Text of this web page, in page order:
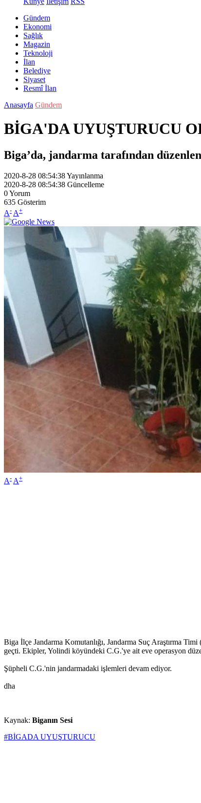
Gündem
Ekonomi
Sağlık
Magazin
Teknoloji
İlan
Belediye
Siyaset
Resmî İlan
Anasayfa Gündem
BİGA'DA UYUŞTURUCU
Biga’da, jandarma tarafından
2020-8-28 08:54:38Yayınlanma
2020-8-28 08:54:38 Güncelleme
0Yorum
635 Gösterim
A- A+
A- A+
Biga İlçe Jandarma Komutanlığı, Jandarma Suç Araştırma
geçti. Ekipler, Yolindi köyündeki C.G.'ye ait eve operasyon
Şüpheli C.G.'nin jandarmadaki işlemleri devam ediyor.
dha
Kaynak: Biganın Sesi
#BİGADA UYUŞTURUCU